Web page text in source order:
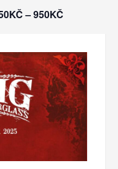
– 950KČ